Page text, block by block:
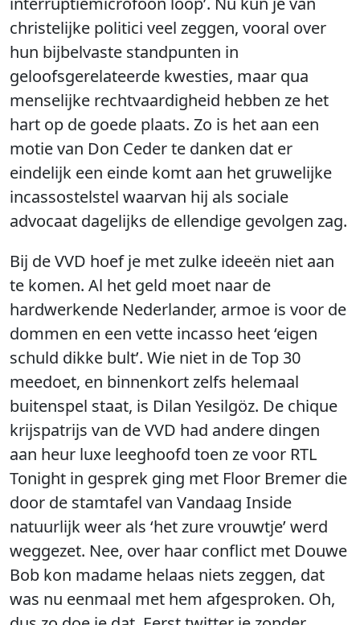
christelijke politici veel zeggen, vooral over
hun bijbelvaste standpunten in
geloofsgerelateerde kwesties, maar qua
menselijke rechtvaardigheid hebben ze het
hart op de goede plaats. Zo is het aan een
motie van Don Ceder te danken dat er
eindelijk een einde komt aan het gruwelijke
incassostelstel waarvan hij als sociale
advocaat dagelijks de ellendige gevolgen zag.
Bij de VVD hoef je met zulke ideeën niet aan
te komen. Al het geld moet naar de
hardwerkende Nederlander, armoe is voor de
dommen en een vette incasso heet ‘eigen
schuld dikke bult’. Wie niet in de Top 30
meedoet, en binnenkort zelfs helemaal
buitenspel staat, is Dilan Yesilgöz. De chique
krijspatrijs van de VVD had andere dingen
aan heur luxe leeghoofd toen ze voor RTL
Tonight in gesprek ging met Floor Bremer die
door de stamtafel van Vandaag Inside
natuurlijk weer als ‘het zure vrouwtje’ werd
weggezet. Nee, over haar conflict met Douwe
Bob kon madame helaas niets zeggen, dat
was nu eenmaal met hem afgesproken. Oh,